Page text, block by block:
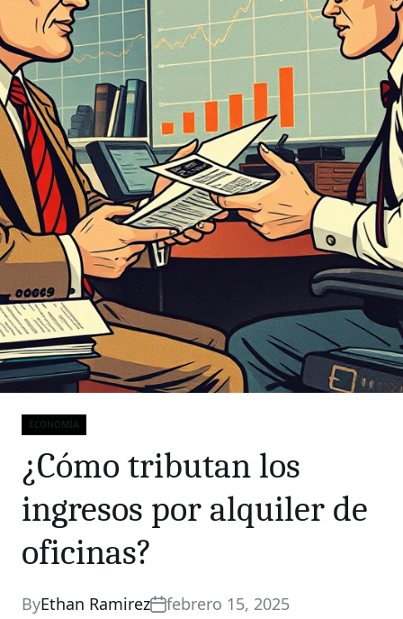
Categories
ECONOMÍA
¿Cómo tributan los
ingresos por alquiler de
oficinas?
ByEthan Ramirez febrero 15, 2025